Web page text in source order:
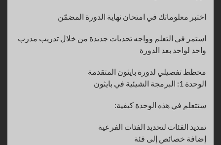
اختبر معلوماتك في امتحان نهاية الدورة المضمّن
استمر في التعلم وواجه تحديات جديدة من خلال تدريب مدرب
واحد لواحد بعد الدورة
مخطط تفصيلي لدورة بايثون المتقدمة
الوحدة 1: البرمجة الشيئية في بايثون
ستتعلم في هذه الوحدة كيفية:
تمديد الفئات لتحديد الفئات الفرعية
إضافة خصائص إلى فئة